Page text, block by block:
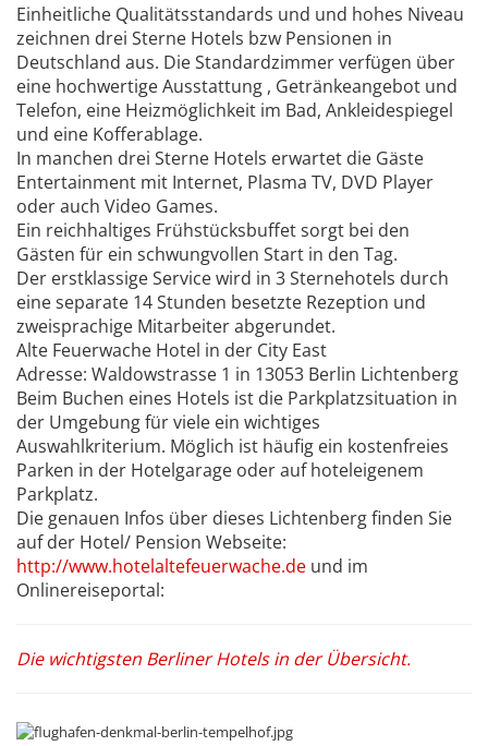
Einheitliche Qualitätsstandards und und hohes Niveau
zeichnen drei Sterne Hotels bzw Pensionen in
Deutschland aus. Die Standardzimmer verfügen über
eine hochwertige Ausstattung , Getränkeangebot und
Telefon, eine Heizmöglichkeit im Bad, Ankleidespiegel
und eine Kofferablage.
In manchen drei Sterne Hotels erwartet die Gäste
Entertainment mit Internet, Plasma TV, DVD Player
oder auch Video Games.
Ein reichhaltiges Frühstücksbuffet sorgt bei den
Gästen für ein schwungvollen Start in den Tag.
Der erstklassige Service wird in 3 Sternehotels durch
eine separate 14 Stunden besetzte Rezeption und
zweisprachige Mitarbeiter abgerundet.
Alte Feuerwache Hotel in der City East
Adresse: Waldowstrasse 1 in 13053 Berlin Lichtenberg
Beim Buchen eines Hotels ist die Parkplatzsituation in
der Umgebung für viele ein wichtiges
Auswahlkriterium. Möglich ist häufig ein kostenfreies
Parken in der Hotelgarage oder auf hoteleigenem
Parkplatz.
Die genauen Infos über dieses Lichtenberg finden Sie
auf der Hotel/ Pension Webseite:
http://www.hotelaltefeuerwache.de und im
Onlinereiseportal:
Die wichtigsten Berliner Hotels in der Übersicht.